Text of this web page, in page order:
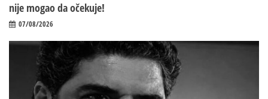
nije mogao da očekuje!
07/08/2026